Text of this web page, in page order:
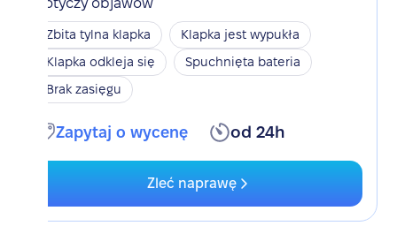
Dotyczy objawów
Zbita tylna klapka
Klapka jest wypukła
Klapka odkleja się
Spuchnięta bateria
Brak zasięgu
Zapytaj o wycenę od 24h
Zleć naprawę